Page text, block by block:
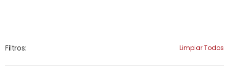
Filtros: Limpiar Todos